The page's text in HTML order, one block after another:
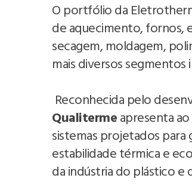
O portfólio da
de aquecimento, fornos,
secagem, moldagem,
mais diversos segmentos
Reconhecida pelo
Qualitermeapresenta
sistemas projetados
estabilidade térmica e
da indústria do plástico e